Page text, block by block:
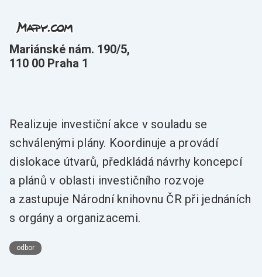
Mariánské nám. 190/5,
110 00 Praha 1
Realizuje investiční akce v souladu se
schválenými plány. Koordinuje a provádí
dislokace útvarů, předkládá návrhy koncepcí
a plánů v oblasti investičního rozvoje
a zastupuje Národní knihovnu ČR při jednáních
s orgány a organizacemi.
odbor